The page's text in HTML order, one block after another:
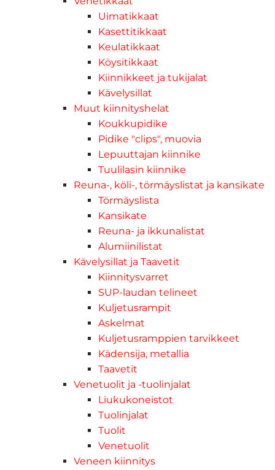
Uimatikkaat
Kasettitikkaat
Keulatikkaat
Köysitikkaat
Kiinnikkeet ja tukijalat
Kävelysillat
Muut kiinnityshelat
Koukkupidike
Pidike "clips", muovia
Lepuuttajan kiinnike
Tuulilasin kiinnike
Reuna-, köli-, törmäyslistat ja kansikate
Törmäyslista
Kansikate
Reuna- ja ikkunalistat
Alumiinilistat
Kävelysillat ja Taavetit
Kiinnitysvarret
SUP-laudan telineet
Kuljetusrampit
Askelmat
Kuljetusramppien tarvikkeet
Kädensija, metallia
Taavetit
Venetuolit ja -tuolinjalat
Liukukoneistot
Tuolinjalat
Tuolit
Venetuolit
Veneen kiinnitys